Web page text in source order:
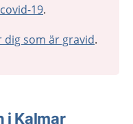
19.
som är gravid.
i Kalmar